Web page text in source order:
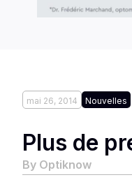
mai 26, 2014 Nouvelles
Plus de
By Optiknow